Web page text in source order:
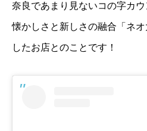
奈良であまり見ないコの字カウ
懐かしさと新しさの融合「ネ
したお店とのことです！